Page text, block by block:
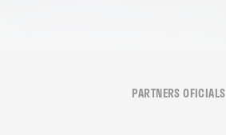
PARTNERS OFICIALS